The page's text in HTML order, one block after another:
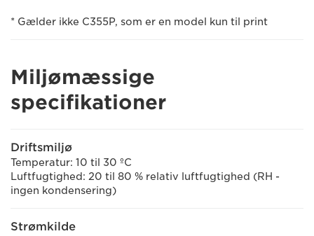
* Gælder ikke C355P, som er en model kun til print
Miljømæssige
specifikationer
Driftsmiljø
Temperatur: 10 til 30 ºC
Luftfugtighed: 20 til 80 % relativ luftfugtighed (RH -
ingen kondensering)
Strømkilde